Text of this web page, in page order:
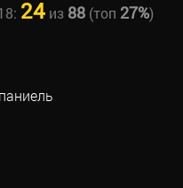
24из 88(топ 27%)